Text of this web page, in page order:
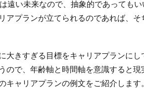
遠い未来なので、抽象的であっても
アプランが立てられるのであれば、そ
大きすぎる目標をキャリアプランに
ので、年齢軸と時間軸を意識すると現
キャリアプランの例文をご紹介します。